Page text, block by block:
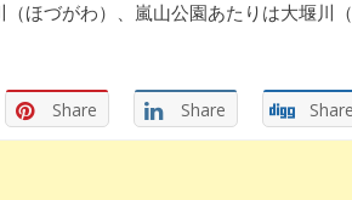
ほづがわ）、嵐山公園あたりは大堰川
Share Share Share